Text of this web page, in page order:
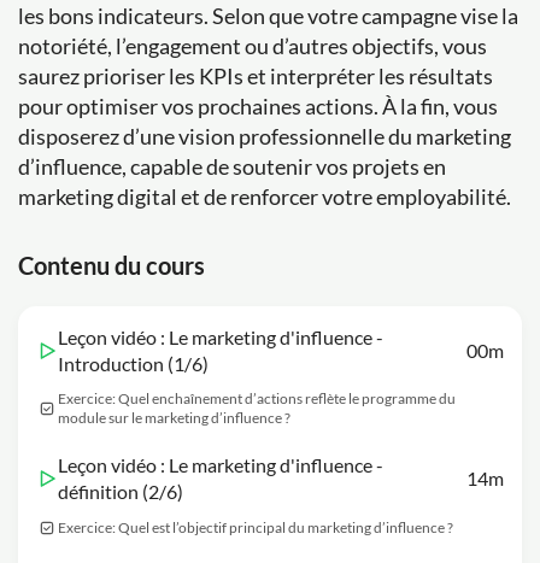
les bons indicateurs. Selon que votre campagne vise la
notoriété, l’engagement ou d’autres objectifs, vous
saurez prioriser les KPIs et interpréter les résultats
pour optimiser vos prochaines actions. À la fin, vous
disposerez d’une vision professionnelle du marketing
d’influence, capable de soutenir vos projets en
marketing digital et de renforcer votre employabilité.
Contenu du cours
Leçon vidéo : Le marketing d'influence -
Introduction (1/6)
00m
Exercice: Quel enchaînement d’actions reflète le programme du
module sur le marketing d’influence ?
Leçon vidéo : Le marketing d'influence -
définition (2/6)
14m
Exercice: Quel est l’objectif principal du marketing d’influence ?